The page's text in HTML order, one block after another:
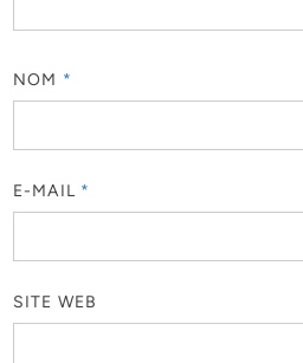
NOM *
E-MAIL *
SITE WEB